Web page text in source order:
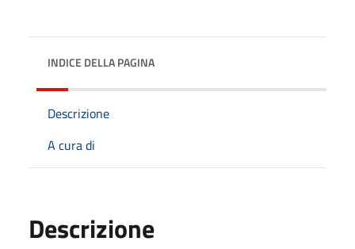
INDICE DELLA PAGINA
Descrizione
A cura di
Descrizione